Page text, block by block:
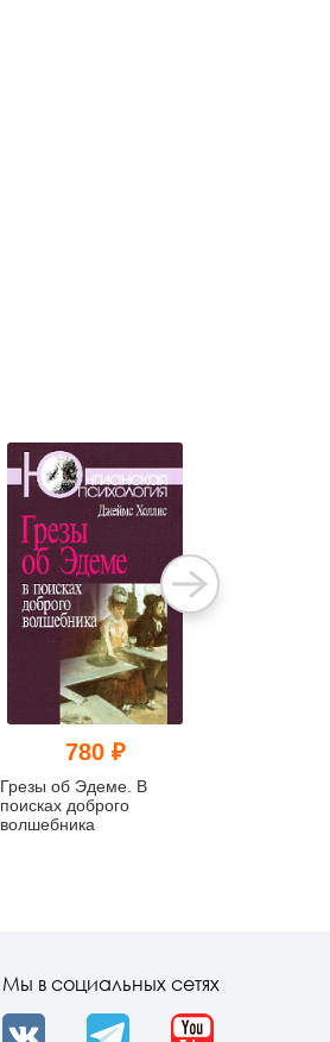
780 ₽
Грезы об Эдеме. В
поисках доброго
волшебника
Мы в социальных сетях